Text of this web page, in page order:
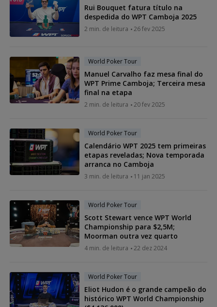
Rui Bouquet fatura título na
despedida do WPT Camboja 2025
2 min. de leitura 26 fev 2025
World Poker Tour
Manuel Carvalho faz mesa final do
WPT Prime Camboja; Terceira mesa
final na etapa
2 min. de leitura 20 fev 2025
World Poker Tour
Calendário WPT 2025 tem primeiras
etapas reveladas; Nova temporada
arranca no Camboja
3 min. de leitura 11 jan 2025
World Poker Tour
Scott Stewart vence WPT World
Championship para $2,5M;
Moorman outra vez quarto
4 min. de leitura 22 dez 2024
World Poker Tour
Eliot Hudon é o grande campeão do
histórico WPT World Championship